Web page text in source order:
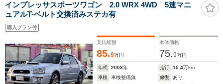
インプレッサスポーツワゴン 2.0 WRX 4WD 5速マニ
ュアルT-ベルト交換済みステカ有
購入プラン付
支払総額
85.9万円
本体価格
75.9万円
年式 2003年 走行 15.4万km
車検
車検整備無 修復
あり